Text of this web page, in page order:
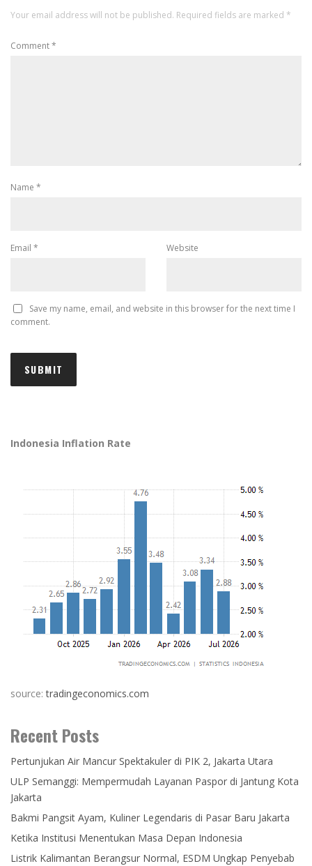
Your email address will not be published. Required fields are marked *
Comment*
Name *
Email * Website
Save my name, email, and website in this browser for the next time I
comment.
Indonesia Inflation Rate
source:tradingeconomics.com
Recent Posts
Pertunjukan Air Mancur Spektakuler di PIK 2, Jakarta Utara
ULP Semanggi: Mempermudah Layanan Paspor di Jantung Kota
Jakarta
Bakmi Pangsit Ayam, Kuliner Legendaris di Pasar Baru Jakarta
Ketika Institusi Menentukan Masa Depan Indonesia
Listrik Kalimantan Berangsur Normal, ESDM Ungkap Penyebab